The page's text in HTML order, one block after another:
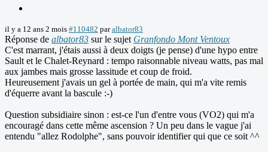
il y a 12 ans 2 mois #110482 paralbator83
Réponse de albator83 sur le sujet Granfondo Mont Ventoux
C'est marrant, j'étais aussi à deux doigts (je pense) d'une hypo entre
Sault et le Chalet-Reynard : tempo raisonnable niveau watts, pas mal
aux jambes mais grosse lassitude et coup de froid.
Heureusement j'avais un gel à portée de main, qui m'a vite remis
d'équerre avant la bascule :-)
Question subsidiaire sinon : est-ce l'un d'entre vous (VO2) qui m'a
encouragé dans cette même ascension ? Un peu dans le vague j'ai
entendu "allez Rodolphe", sans pouvoir identifier qui que ce soit ^^